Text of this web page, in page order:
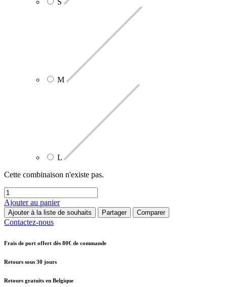
M
L
Cette combinaison n'existe pas.
Ajouter au panier
Ajouter à la liste de souhaits Partager Comparer
Contactez-nous
Frais de port offert dès 80€ de commande
Retours sous 30 jours
Retours gratuits en Belgique